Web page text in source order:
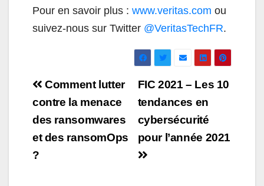
Pour en savoir plus : www.veritas.com ou
suivez-nous sur Twitter @VeritasTechFR.
Navigation
de
l’article
FIC 2021 – Les 10
tendances en
cybersécurité
pour l’année 2021
Comment lutter
contre la menace
des ransomwares
et des ransomOps
?